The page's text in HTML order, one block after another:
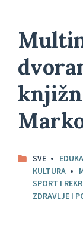
SVE
KULTURA
SPORT I
ZDRAVLJE I